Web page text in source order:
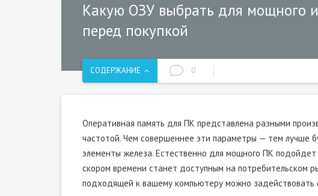
Какую ОЗУ выбрать для мощного
перед покупкой
СОДЕРЖАНИЕ 0
Оперативная память для ПК представлена разными
частотой. Чем совершеннее эти параметры — тем лучше
элементы железа. Естественно для мощного ПК подойдет
скором времени станет доступным на потребительском
подходящей к вашему компьютеру можно задействовать